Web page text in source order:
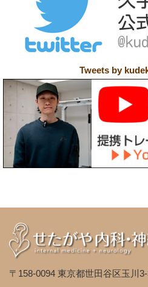
Tweets by
〒158-0094 東京都世田谷区玉川